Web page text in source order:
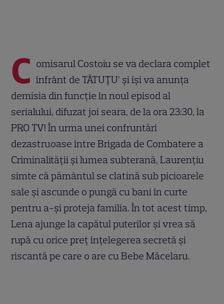
C omisarul Costoiu se va declara complet
înfrânt de TĂTUȚU’ și își va anunța
demisia din funcție în noul episod al
serialului, difuzat joi seara, de la ora 23:30, la
PRO TV! În urma unei confruntări
dezastruoase între Brigada de Combatere a
Criminalității și lumea subterană, Laurențiu
simte că pământul se clatină sub picioarele
sale și ascunde o pungă cu bani în curte
pentru a-și proteja familia. În tot acest timp,
Lena ajunge la capătul puterilor și vrea să
rupă cu orice preț înțelegerea secretă și
riscantă pe care o are cu Bebe Măcelaru.